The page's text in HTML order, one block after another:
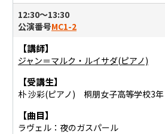
12:30〜13:30
公演番号MC1-2
【講師】
ジャン＝マルク・ルイサダ(ピアノ)
【受講生】
朴 沙彩(ピアノ) 桐朋女子高等学校3年
【曲目】
ラヴェル：夜のガスパール